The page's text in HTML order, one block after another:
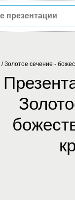
/Золотое сечение -